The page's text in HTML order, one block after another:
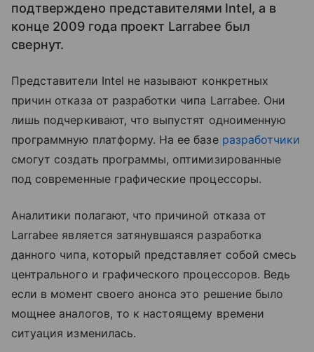
подтверждено представителями Intel, а в
конце 2009 года проект Larrabee был
свернут.
Представители Intel не называют конкретных
причин отказа от разработки чипа Larrabee. Они
лишь подчеркивают, что выпустят одноименную
программную платформу. На ее базе разработчики
смогут создать программы, оптимизированные
под современные графические процессоры.
Аналитики полагают, что причиной отказа от
Larrabee является затянувшаяся разработка
данного чипа, который представляет собой смесь
центрального и графического процессоров. Ведь
если в момент своего анонса это решение было
мощнее аналогов, то к настоящему времени
ситуация изменилась.